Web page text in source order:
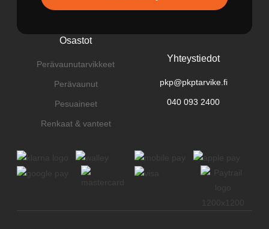
Osastot
Perävaunutarvikkeet
Perävaunut
Pesuaineet
Renkaat & vanteet
Yhteystiedot
pkp@pkptarvike.fi
040 093 2400